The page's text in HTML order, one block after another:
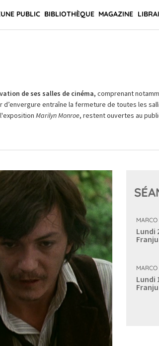
PUBLIC BIBLIOTHÈQUE MAGAZINE
de ses salles de cinéma, comprenant
entraîne la fermeture de toutes les
Marilyn Monroe, restent ouvertes au
MARCO
Lundi
Franju
MARCO
Lundi
Franju